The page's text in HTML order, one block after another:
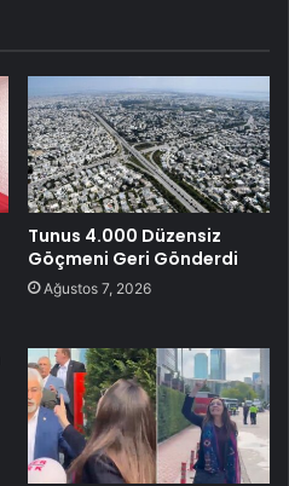
Tunus 4.000 Düzensiz
Göçmeni Geri Gönderdi
Ağustos 7, 2026